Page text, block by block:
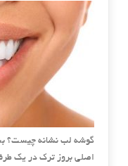
گوشه لب نشانه چیست؟
اصلی بروز ترک در یک